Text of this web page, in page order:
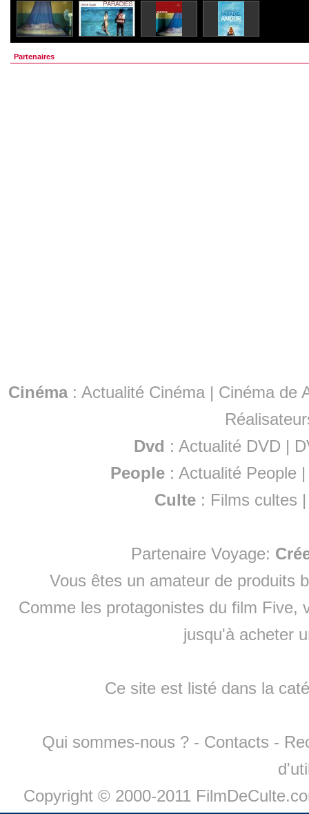
Partenaires
Cinéma: Actualité Cinéma | Cinéma de
Dvd : Actualité DVD |
People :Actualité People
Culte : Films cultes
Partenaire Voyage:
Vous êtes un amateur de produits
Comme les protagonistes du film Five,
jusqu'à acheter
Ce site est listé dans la
Qui sommes-nous ? - Contacts -
Copyright © 2000-2011